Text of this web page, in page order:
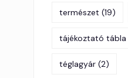
természet (19)
tájékoztató tábla
téglagyár (2)